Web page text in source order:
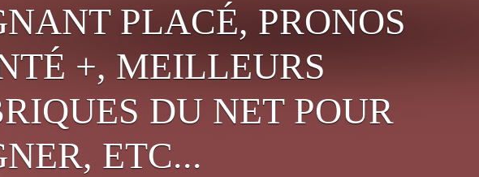
PLACÉ, PRONOS
+, MEILLEURS
DU NET POUR
ETC...